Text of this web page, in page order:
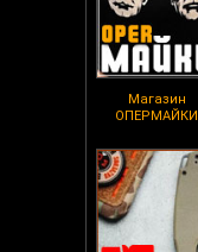
Магазин
ОПЕРМАЙКИ